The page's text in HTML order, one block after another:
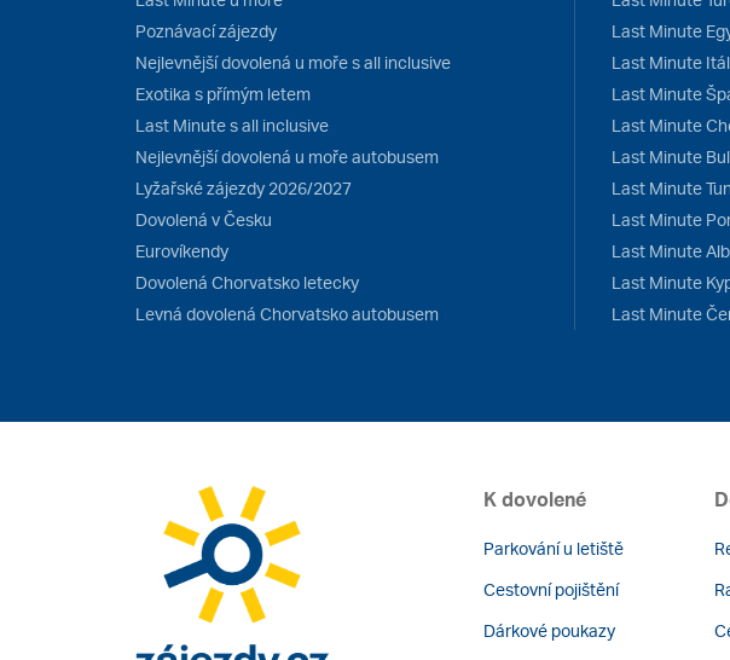
Poznávací zájezdy
Nejlevnější dovolená u moře s all inclusive
Exotika s přímým letem
Last Minute s all inclusive
Nejlevnější dovolená u moře autobusem
Lyžařské zájezdy 2026/2027
Dovolená v Česku
Eurovíkendy
Dovolená Chorvatsko letecky
Levná dovolená Chorvatsko autobusem
Last Minute
Last Minute
Last Minute
Last Minute
Last Minute
Last Minute
Last Minute
Last Minute
Last Minute
Last Minute
K dovolené
Parkování u letiště
Cestovní pojištění
Dárkové poukazy